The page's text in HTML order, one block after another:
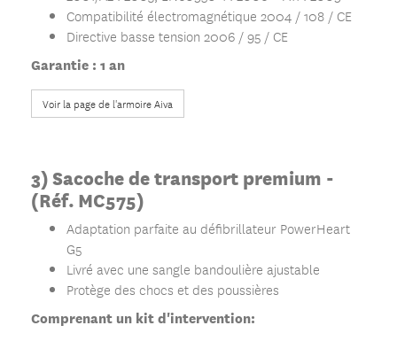
Compatibilité électromagnétique 2004 / 108 / CE
Directive basse tension 2006 / 95 / CE
Garantie : 1 an
Voir la page de l'armoire Aiva
3) Sacoche de transport premium -
(Réf.MC575)
Adaptation parfaite au défibrillateur PowerHeart
G5
Livré avec une sangle bandoulière ajustable
Protège des chocs et des poussières
Comprenant un kit d'intervention: